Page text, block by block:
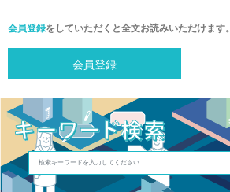
会員登録をしていただくと全文お読みいただけます。
会員登録